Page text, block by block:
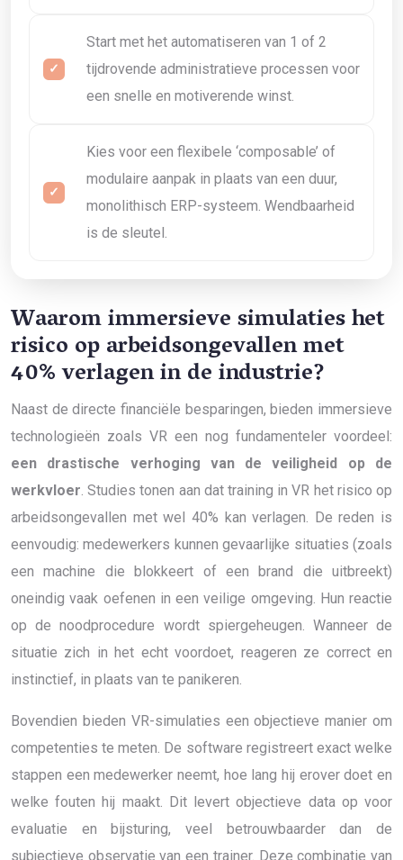
Start met het automatiseren van 1 of 2
tijdrovende administratieve processen voor
een snelle en motiverende winst.
Kies voor een flexibele ‘composable’ of
modulaire aanpak in plaats van een duur,
monolithisch ERP-systeem. Wendbaarheid
is de sleutel.
Waarom immersieve simulaties het
risico op arbeidsongevallen met
40% verlagen in de industrie?
Naast de directe financiële besparingen, bieden immersieve
technologieën zoals VR een nog fundamenteler voordeel:
een drastische verhoging van de veiligheid op de
werkvloer. Studies tonen aan dat training in VR het risico op
arbeidsongevallen met wel 40% kan verlagen. De reden is
eenvoudig: medewerkers kunnen gevaarlijke situaties (zoals
een machine die blokkeert of een brand die uitbreekt)
oneindig vaak oefenen in een veilige omgeving. Hun reactie
op de noodprocedure wordt spiergeheugen. Wanneer de
situatie zich in het echt voordoet, reageren ze correct en
instinctief, in plaats van te panikeren.
Bovendien bieden VR-simulaties een objectieve manier om
competenties te meten. De software registreert exact welke
stappen een medewerker neemt, hoe lang hij erover doet en
welke fouten hij maakt. Dit levert objectieve data op voor
evaluatie en bijsturing, veel betrouwbaarder dan de
subjectieve observatie van een trainer. Deze combinatie van